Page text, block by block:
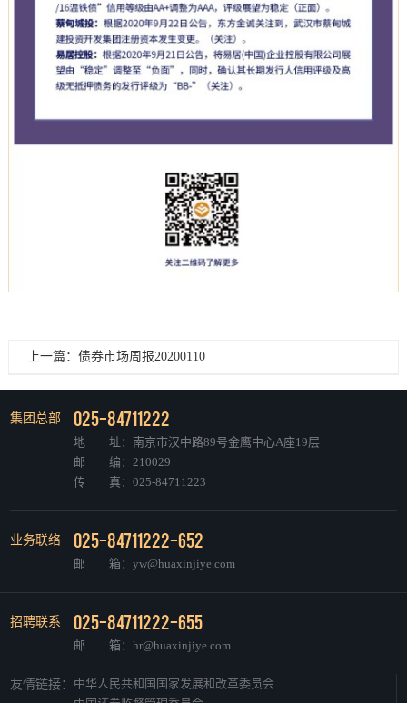
上一篇：债券市场周报20200110
集团总部 025-84711222
地 址：南京市汉中路89号金鹰中心A座19层
邮 编：210029
传 真：025-84711223
业务联络 025-84711222-652
邮 箱：yw@huaxinjiye.com
招聘联系 025-84711222-655
邮 箱：hr@huaxinjiye.com
友情链接： 中华人民共和国国家发展和改革委员会